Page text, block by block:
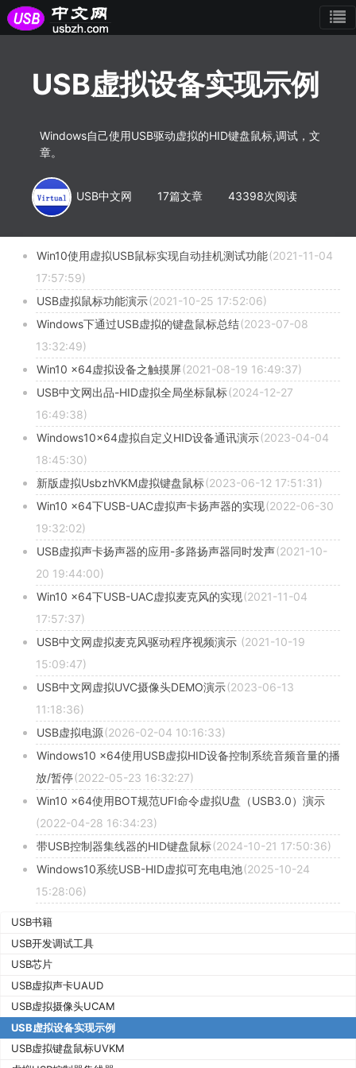
USB虚拟设备实现示例
Windows自己使用USB驱动虚拟的HID键盘鼠标,调试，文
章。
USB中文网 17篇文章 43398次阅读
Win10使用虚拟USB鼠标实现自动挂机测试功能(2021-11-04
17:57:59)
USB虚拟鼠标功能演示(2021-10-25 17:52:06)
Windows下通过USB虚拟的键盘鼠标总结(2023-07-08
13:32:49)
Win10 x64虚拟设备之触摸屏(2021-08-19 16:49:37)
USB中文网出品-HID虚拟全局坐标鼠标(2024-12-27
16:49:38)
Windows10x64虚拟自定义HID设备通讯演示(2023-04-04
18:45:30)
新版虚拟UsbzhVKM虚拟键盘鼠标(2023-06-12 17:51:31)
Win10 x64下USB-UAC虚拟声卡扬声器的实现(2022-06-30
19:32:02)
USB虚拟声卡扬声器的应用-多路扬声器同时发声(2021-10-
20 19:44:00)
Win10 x64下USB-UAC虚拟麦克风的实现(2021-11-04
17:57:37)
USB中文网虚拟麦克风驱动程序视频演示 (2021-10-19
15:09:47)
USB中文网虚拟UVC摄像头DEMO演示(2023-06-13
11:18:36)
USB虚拟电源(2026-02-04 10:16:33)
Windows10 x64使用USB虚拟HID设备控制系统音频音量的播
放/暂停(2022-05-23 16:32:27)
Win10 x64使用BOT规范UFI命令虚拟U盘（USB3.0）演示
(2022-04-28 16:34:23)
带USB控制器集线器的HID键盘鼠标(2024-10-21 17:50:36)
Windows10系统USB-HID虚拟可充电电池(2025-10-24
15:28:06)
USB书籍
USB开发调试工具
USB芯片
USB虚拟声卡UAUD
USB虚拟摄像头UCAM
USB虚拟设备实现示例
USB虚拟键盘鼠标UVKM